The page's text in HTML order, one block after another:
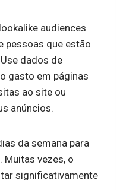
audiences
pessoas que estão
dados de
gasto em páginas
ao site ou
anúncios.
da semana para
Muitas vezes, o
significativamente